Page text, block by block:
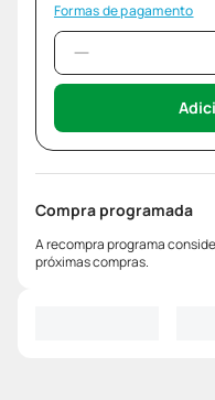
Formas de pagamento
Compra programada
A recompra programa
próximas compras.